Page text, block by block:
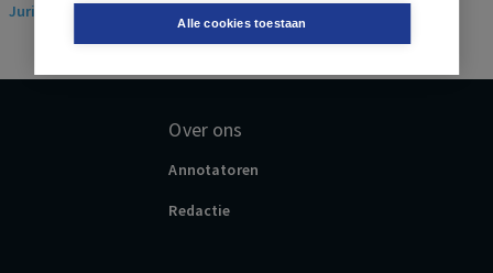
Alle cookies toestaan
Juridisch
Over ons
Annotatoren
Redactie